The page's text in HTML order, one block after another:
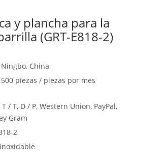
y plancha para la
(GRT-E818-2)
Ningbo, China
500 piezas / piezas por mes
T / T, D / P, Western Union, PayPal,
Gram
2